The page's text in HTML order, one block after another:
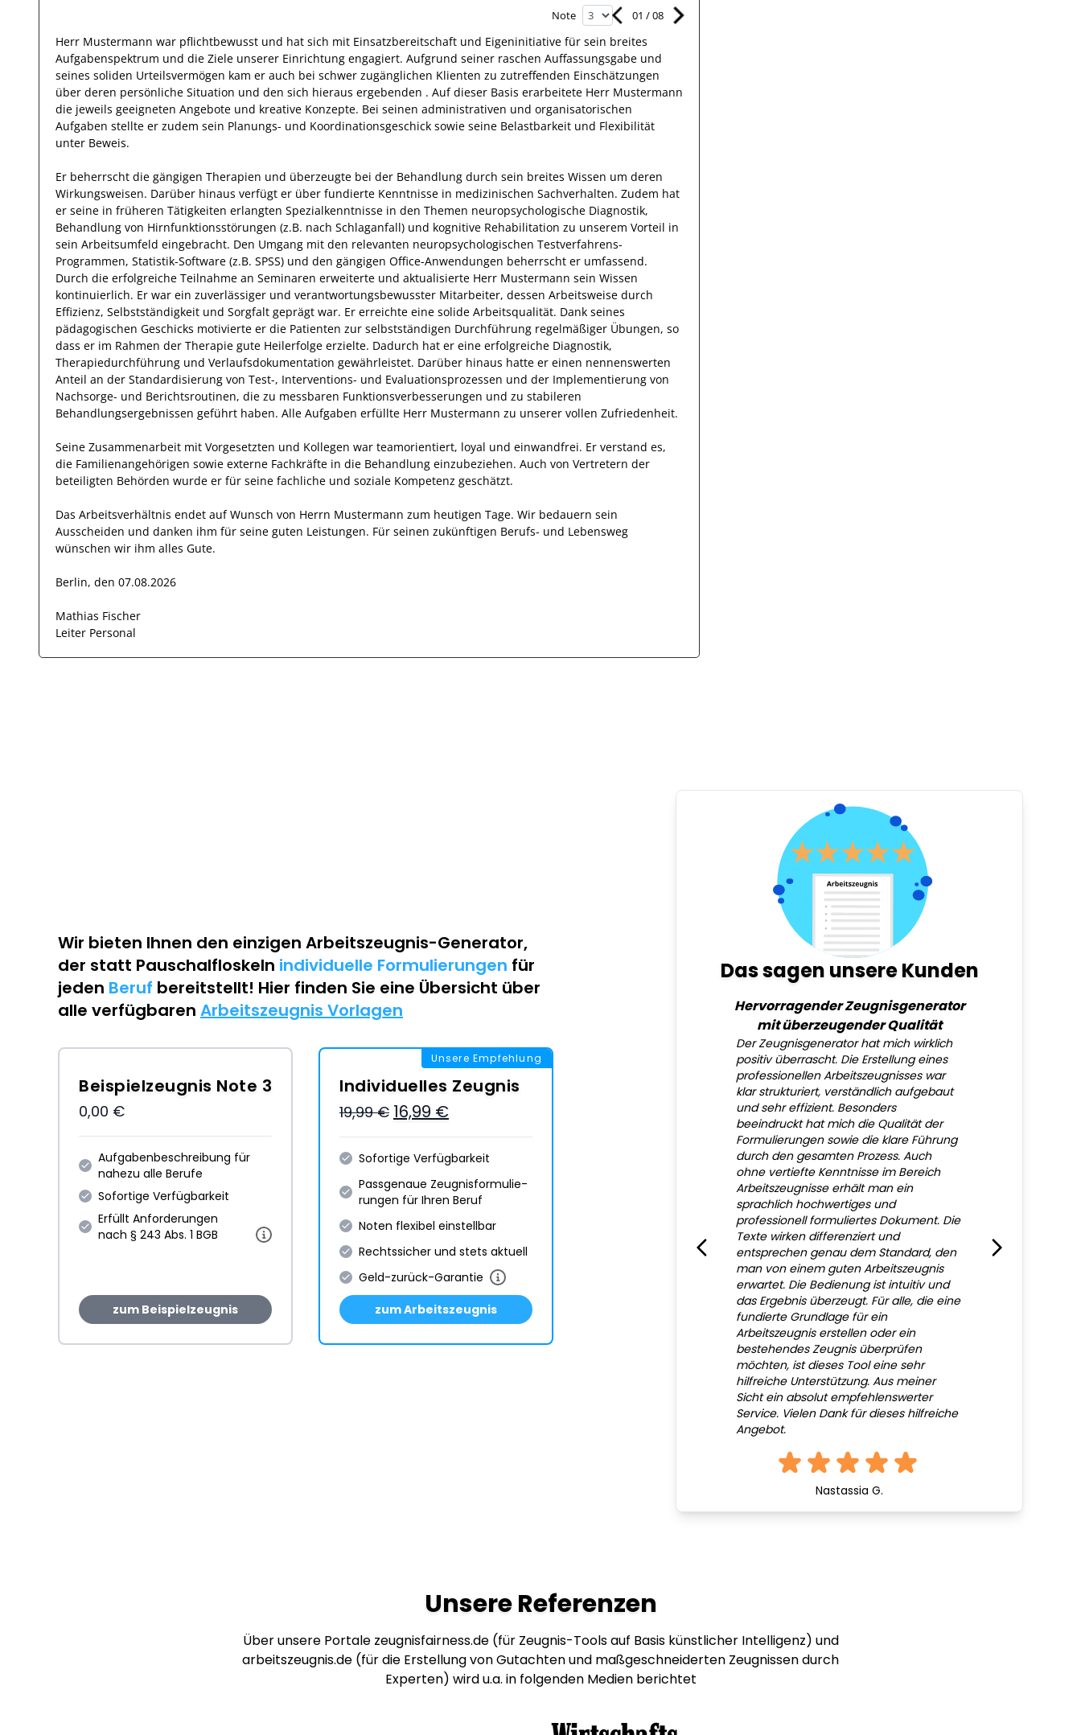
Note 01 /08
Herr Mustermann war pflichtbewusst und hat sich mit Einsatzbereitschaft und Eigeninitiative für sein breites
Aufgabenspektrum und die Ziele unserer Einrichtung engagiert. Aufgrund seiner raschen Auffassungsgabe und
seines soliden Urteilsvermögen kam er auch bei schwer zugänglichen Klienten zu zutreffenden Einschätzungen
über deren persönliche Situation und den sich hieraus ergebenden . Auf dieser Basis erarbeitete Herr Mustermann
die jeweils geeigneten Angebote und kreative Konzepte. Bei seinen administrativen und organisatorischen
Aufgaben stellte er zudem sein Planungs- und Koordinationsgeschick sowie seine Belastbarkeit und Flexibilität
unter Beweis.
Er beherrscht die gängigen Therapien und überzeugte bei der Behandlung durch sein breites Wissen um deren
Wirkungsweisen. Darüber hinaus verfügt er über fundierte Kenntnisse in medizinischen Sachverhalten. Zudem hat
er seine in früheren Tätigkeiten erlangten Spezialkenntnisse in den Themen neuropsychologische Diagnostik,
Behandlung von Hirnfunktionsstörungen (z.B. nach Schlaganfall) und kognitive Rehabilitation zu unserem Vorteil in
sein Arbeitsumfeld eingebracht. Den Umgang mit den relevanten neuropsychologischen Testverfahrens-
Programmen, Statistik-Software (z.B. SPSS) und den gängigen Office-Anwendungen beherrscht er umfassend.
Durch die erfolgreiche Teilnahme an Seminaren erweiterte und aktualisierte Herr Mustermann sein Wissen
kontinuierlich. Er war ein zuverlässiger und verantwortungsbewusster Mitarbeiter, dessen Arbeitsweise durch
Effizienz, Selbstständigkeit und Sorgfalt geprägt war. Er erreichte eine solide Arbeitsqualität. Dank seines
pädagogischen Geschicks motivierte er die Patienten zur selbstständigen Durchführung regelmäßiger Übungen, so
dass er im Rahmen der Therapie gute Heilerfolge erzielte. Dadurch hat er eine erfolgreiche Diagnostik,
Therapiedurchführung und Verlaufsdokumentation gewährleistet. Darüber hinaus hatte er einen nennenswerten
Anteil an der Standardisierung von Test-, Interventions- und Evaluationsprozessen und der Implementierung von
Nachsorge- und Berichtsroutinen, die zu messbaren Funktionsverbesserungen und zu stabileren
Behandlungsergebnissen geführt haben. Alle Aufgaben erfüllte Herr Mustermann zu unserer vollen Zufriedenheit.
Seine Zusammenarbeit mit Vorgesetzten und Kollegen war teamorientiert, loyal und einwandfrei. Er verstand es,
die Familienangehörigen sowie externe Fachkräfte in die Behandlung einzubeziehen. Auch von Vertretern der
beteiligten Behörden wurde er für seine fachliche und soziale Kompetenz geschätzt.
Das Arbeitsverhältnis endet auf Wunsch von Herrn Mustermann zum heutigen Tage. Wir bedauern sein
Ausscheiden und danken ihm für seine guten Leistungen. Für seinen zukünftigen Berufs- und Lebensweg
wünschen wir ihm alles Gute.
Berlin, den 07.08.2026
Mathias Fischer
Leiter Personal
Wir bieten Ihnen den einzigen Arbeitszeugnis-Generator,
der statt Pauschalfloskeln individuelle Formulierungen für
jeden Beruf bereitstellt! Hier finden Sie eine Übersicht über
alle verfügbaren Arbeitszeugnis Vorlagen
Beispielzeugnis Note 3
0,00 €
Aufgabenbeschreibung für
nahezu alle Berufe
Sofortige Verfügbarkeit
Erfüllt Anforderungen
nach § 243 Abs. 1 BGB
zum Beispielzeugnis
Unsere Empfehlung
Individuelles Zeugnis
19,99 € 16,99 €
Sofortige Verfügbarkeit
Passgenaue Zeugnis­formulie­
rungen für Ihren Beruf
Noten flexibel einstellbar
Rechtssicher und stets aktuell
Geld-zurück-Garantie
zum Arbeitszeugnis
Das sagen unsere Kunden
Hervorragender Zeugnisgenerator
mit überzeugender Qualität
Der Zeugnisgenerator hat mich wirklich
positiv überrascht. Die Erstellung eines
professionellen Arbeitszeugnisses war
klar strukturiert, verständlich aufgebaut
und sehr effizient. Besonders
beeindruckt hat mich die Qualität der
Formulierungen sowie die klare Führung
durch den gesamten Prozess. Auch
ohne vertiefte Kenntnisse im Bereich
Arbeitszeugnisse erhält man ein
sprachlich hochwertiges und
professionell formuliertes Dokument. Die
Texte wirken differenziert und
entsprechen genau dem Standard, den
man von einem guten Arbeitszeugnis
erwartet. Die Bedienung ist intuitiv und
das Ergebnis überzeugt. Für alle, die eine
fundierte Grundlage für ein
Arbeitszeugnis erstellen oder ein
bestehendes Zeugnis überprüfen
möchten, ist dieses Tool eine sehr
hilfreiche Unterstützung. Aus meiner
Sicht ein absolut empfehlenswerter
Service. Vielen Dank für dieses hilfreiche
Angebot.
Nastassia G.
Unsere Referenzen
Über unsere Portale zeugnisfairness.de (für Zeugnis-Tools auf Basis künstlicher Intelligenz) und
arbeitszeugnis.de (für die Erstellung von Gutachten und maßgeschneiderten Zeugnissen durch
Experten) wird u.a. in folgenden Medien berichtet